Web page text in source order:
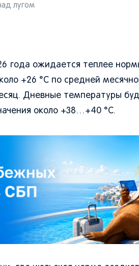
лугом
года ожидается теплее
+26 °C по средней
Дневные температуры
около +38…+40 °C.